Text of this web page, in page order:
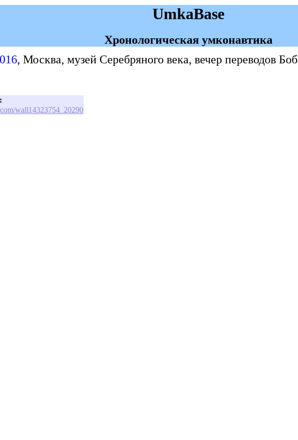
UmkaBase
Хронологическая умконавтика
, Москва, музей Серебряного века, вечер переводов
wall14323754_20290